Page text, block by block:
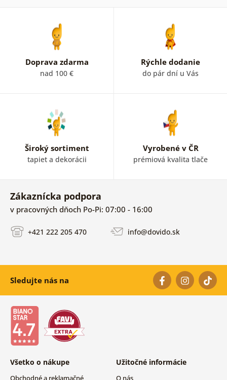
Doprava zdarma
nad 100 €
Rýchle dodanie
do pár dní u Vás
Široký sortiment
tapiet a dekorácii
Vyrobené v ČR
prémiová kvalita tlače
Zákaznícka podpora
v pracovných dňoch Po-Pi: 07:00 - 16:00
+421 222 205 470 info@dovido.sk
Sledujte nás na
Všetko o nákupe
Obchodné a reklamačné
Užitočné informácie
O nás